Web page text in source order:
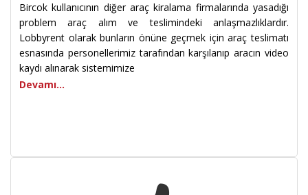
Bircok kullanıcının diğer araç kiralama firmalarında yasadığı
problem araç alım ve teslimindeki anlaşmazlıklardır.
Lobbyrent olarak bunların önüne geçmek için araç teslimatı
esnasında personellerimiz tarafından karşılanıp aracın video
kaydı alınarak sistemimize
Devamı...